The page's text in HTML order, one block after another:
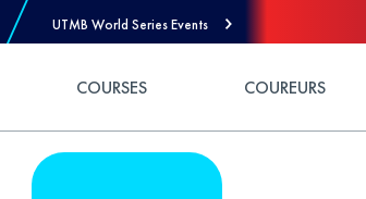
UTMB World Series Events
COURSES COUREURS